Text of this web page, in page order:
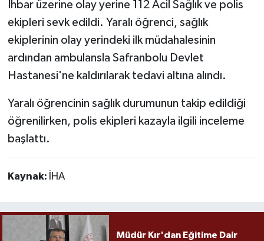
İhbar üzerine olay yerine 112 Acil Sağlık ve polis
ekipleri sevk edildi. Yaralı öğrenci, sağlık
ekiplerinin olay yerindeki ilk müdahalesinin
ardından ambulansla Safranbolu Devlet
Hastanesi'ne kaldırılarak tedavi altına alındı.
Yaralı öğrencinin sağlık durumunun takip edildiği
öğrenilirken, polis ekipleri kazayla ilgili inceleme
başlattı.
Kaynak: İHA
Müdür Kır'dan Eğitime Dair